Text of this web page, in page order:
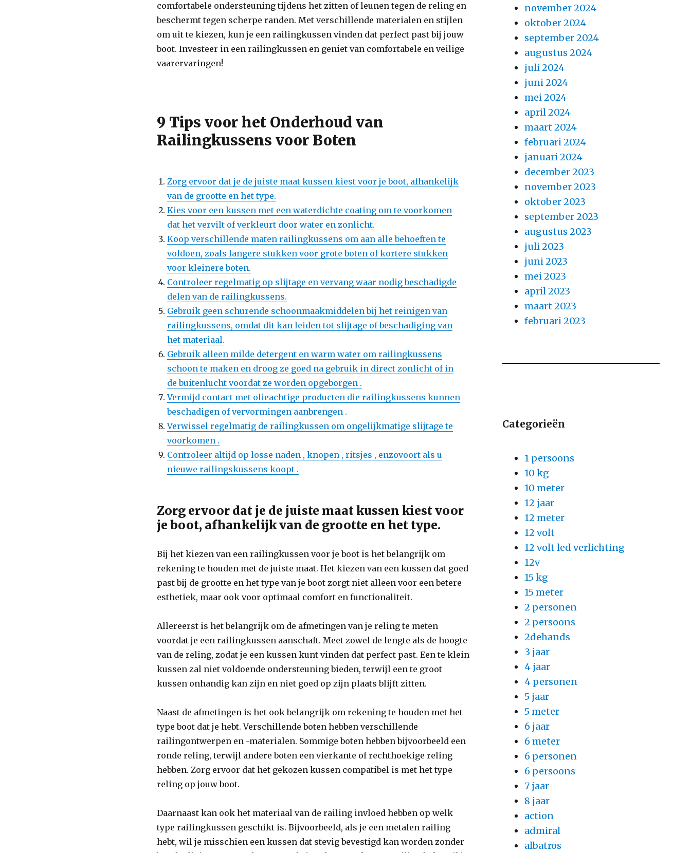
comfortabele ondersteuning tijdens het zitten of leunen tegen de reling en
beschermt tegen scherpe randen. Met verschillende materialen en stijlen
om uit te kiezen, kun je een railingkussen vinden dat perfect past bij jouw
boot. Investeer in een railingkussen en geniet van comfortabele en veilige
vaarervaringen!
9 Tips voor het Onderhoud van
Railingkussens voor Boten
Zorg ervoor dat je de juiste maat kussen kiest voor je boot, afhankelijk
van de grootte en het type.
Kies voor een kussen met een waterdichte coating om te voorkomen
dat het vervilt of verkleurt door water en zonlicht.
Koop verschillende maten railingkussens om aan alle behoeften te
voldoen, zoals langere stukken voor grote boten of kortere stukken
voor kleinere boten.
Controleer regelmatig op slijtage en vervang waar nodig beschadigde
delen van de railingkussens.
Gebruik geen schurende schoonmaakmiddelen bij het reinigen van
railingkussens, omdat dit kan leiden tot slijtage of beschadiging van
het materiaal.
Gebruik alleen milde detergent en warm water om railingkussens
schoon te maken en droog ze goed na gebruik in direct zonlicht of in
de buitenlucht voordat ze worden opgeborgen .
Vermijd contact met olieachtige producten die railingkussens kunnen
beschadigen of vervormingen aanbrengen .
Verwissel regelmatig de railingkussen om ongelijkmatige slijtage te
voorkomen .
Controleer altijd op losse naden , knopen , ritsjes , enzovoort als u
nieuwe railingskussens koopt .
Zorg ervoor dat je de juiste maat kussen kiest voor
je boot, afhankelijk van de grootte en het type.
Bij het kiezen van een railingkussen voor je boot is het belangrijk om
rekening te houden met de juiste maat. Het kiezen van een kussen dat goed
past bij de grootte en het type van je boot zorgt niet alleen voor een betere
esthetiek, maar ook voor optimaal comfort en functionaliteit.
Allereerst is het belangrijk om de afmetingen van je reling te meten
voordat je een railingkussen aanschaft. Meet zowel de lengte als de hoogte
van de reling, zodat je een kussen kunt vinden dat perfect past. Een te klein
kussen zal niet voldoende ondersteuning bieden, terwijl een te groot
kussen onhandig kan zijn en niet goed op zijn plaats blijft zitten.
Naast de afmetingen is het ook belangrijk om rekening te houden met het
type boot dat je hebt. Verschillende boten hebben verschillende
railingontwerpen en -materialen. Sommige boten hebben bijvoorbeeld een
ronde reling, terwijl andere boten een vierkante of rechthoekige reling
hebben. Zorg ervoor dat het gekozen kussen compatibel is met het type
reling op jouw boot.
Daarnaast kan ook het materiaal van de railing invloed hebben op welk
type railingkussen geschikt is. Bijvoorbeeld, als je een metalen railing
hebt, wil je misschien een kussen dat stevig bevestigd kan worden zonder
november 2024
oktober 2024
september 2024
augustus 2024
juli 2024
juni 2024
mei 2024
april 2024
maart 2024
februari 2024
januari 2024
december 2023
november 2023
oktober 2023
september 2023
augustus 2023
juli 2023
juni 2023
mei 2023
april 2023
maart 2023
februari 2023
Categorieën
1 persoons
10 kg
10 meter
12 jaar
12 meter
12 volt
12 volt led verlichting
12v
15 kg
15 meter
2 personen
2 persoons
2dehands
3 jaar
4 jaar
4 personen
5 jaar
5 meter
6 jaar
6 meter
6 personen
6 persoons
7 jaar
8 jaar
action
admiral
albatros